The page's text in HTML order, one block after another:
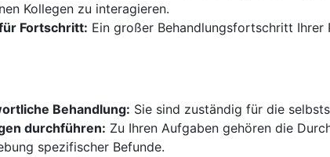
Kollegen zu interagieren.
Fortschritt: Ein großer Behandlungsfortschritt
Behandlung: Sie sind zuständig für die
durchführen: Zu Ihren Aufgaben gehören die
spezifischer Befunde.